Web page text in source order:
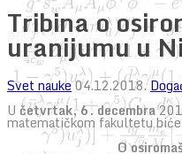
Tribina o
uranijumu u
Svet nauke04.12.2018.
U četvrtak, 6. decembra
matematičkom fakultetu
O